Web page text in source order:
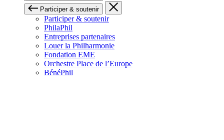
Participer & soutenir
Participer & soutenir
PhilaPhil
Entreprises partenaires
Louer la Philharmonie
Fondation EME
Orchestre Place de l’Europe
BénéPhil